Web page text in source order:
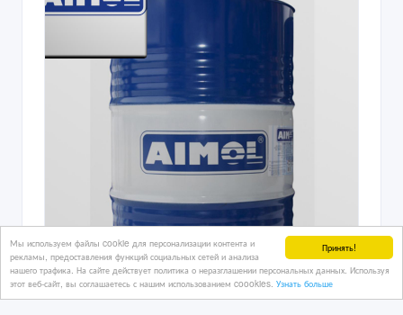
Принять!
Мы используем файлы cookie для персонализации контента и
рекламы, предоставления функций социальных сетей и анализа
нашего трафика. На сайте действует политика о неразглашении персональных данных. Используя
этот веб-сайт, вы соглашаетесь с нашим использованием coookies. Узнать больше